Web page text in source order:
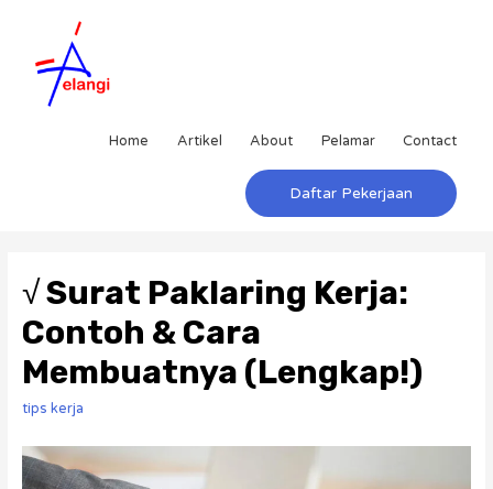
Home Artikel About Pelamar Contact
Daftar Pekerjaan
√ Surat Paklaring Kerja:
Contoh & Cara
Membuatnya (Lengkap!)
tips kerja